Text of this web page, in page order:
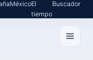
MéxicoEl
tiempo
Buscador